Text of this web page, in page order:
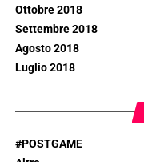
Ottobre 2018
Settembre 2018
Agosto 2018
Luglio 2018
#POSTGAME